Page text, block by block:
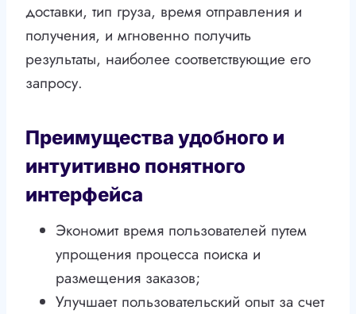
доставки, тип груза, время отправления и
получения, и мгновенно получить
результаты, наиболее соответствующие его
запросу.
Преимущества удобного и
интуитивно понятного
интерфейса
Экономит время пользователей путем
упрощения процесса поиска и
размещения заказов;
Улучшает пользовательский опыт за счет